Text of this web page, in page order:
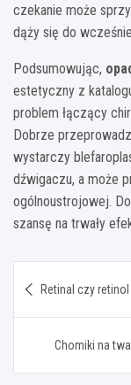
czekanie może
dąży się do
Podsumowując,
estetyczny z
problem łączący
Dobrze
wystarczy
dźwigaczu, a może
ogólnoustrojowej.
szansę na trwały
wpisu
Retinal czy
Chomiki na